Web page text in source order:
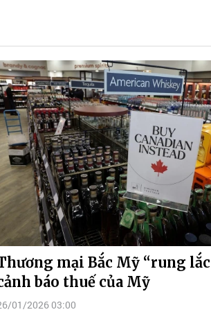
mại Bắc Mỹ “rung
báo thuế của Mỹ
01/2026 03:00